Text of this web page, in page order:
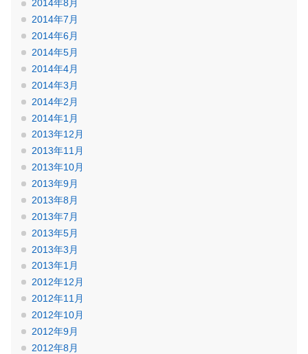
2014年8月
2014年7月
2014年6月
2014年5月
2014年4月
2014年3月
2014年2月
2014年1月
2013年12月
2013年11月
2013年10月
2013年9月
2013年8月
2013年7月
2013年5月
2013年3月
2013年1月
2012年12月
2012年11月
2012年10月
2012年9月
2012年8月